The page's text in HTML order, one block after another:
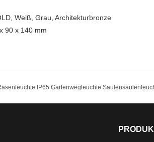
Weiß, Grau, Architekturbronze
90 x 140 mm
IP65 Gartenwegleuchte